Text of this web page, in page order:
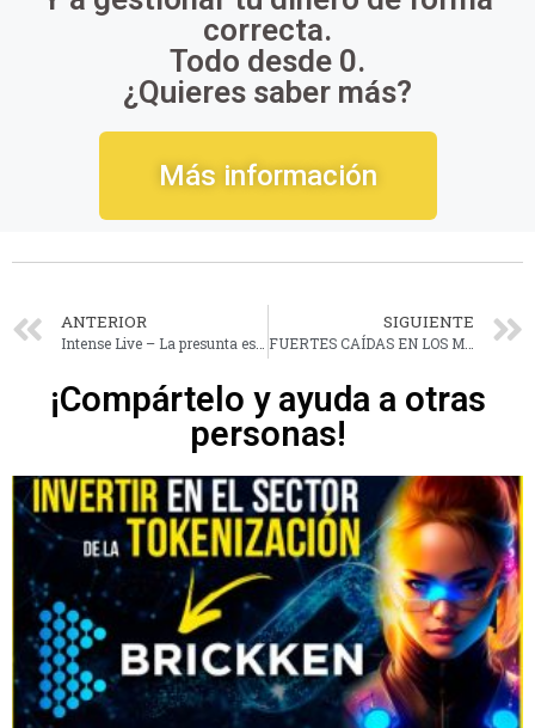
correcta.
Todo desde 0.
¿Quieres saber más?
Más información
ANTERIOR SIGUIENTE
FUERTES CAÍDAS EN LOS MERCADOS ¿QUÉ OCURRE? ¿OPORTUNIDAD?
¡Compártelo y ayuda a otras
personas!